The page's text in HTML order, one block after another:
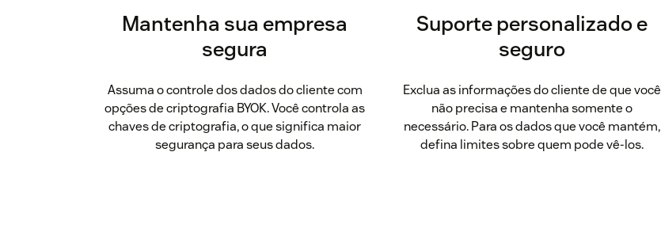
Mantenha sua empresa
segura
Assuma o controle dos dados do cliente com
opções de criptografia BYOK. Você controla as
chaves de criptografia, o que significa maior
segurança para seus dados.
Suporte personalizado e
seguro
Exclua as informações do cliente de que você
não precisa e mantenha somente o
necessário. Para os dados que você mantém,
defina limites sobre quem pode vê-los.